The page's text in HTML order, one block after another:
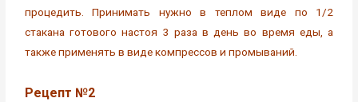
процедить. Принимать нужно в теплом виде по 1/2
стакана готового настоя 3 раза в день во время еды, а
также применять в виде компрессов и промываний.
Рецепт №2